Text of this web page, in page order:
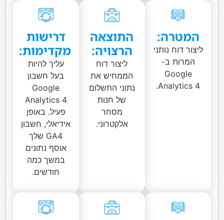
המטרה:
ליצור דוח נותני
המרות ב-
Google
Analytics 4.
התוצאה
הרצויה:
ליצור דוח
הממחיש את
נתוני התשלום
של חנות
מסחר
אלקטרוני.
דרישות
מקדימות:
עליך להיות
בעל חשבון
Google
Analytics 4
פעיל. באופן
אידיאלי, חשבון
GA4 שלך
אוסף נתונים
במשך כמה
חודשים.